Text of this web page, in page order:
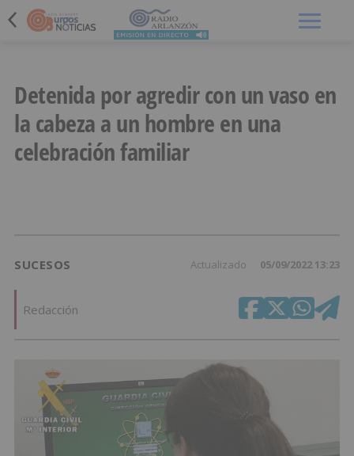
Detenida por agredir con un vaso en
la cabeza a un hombre en una
celebración familiar
SUCESOS Actualizado 05/09/2022 13:23
Redacción